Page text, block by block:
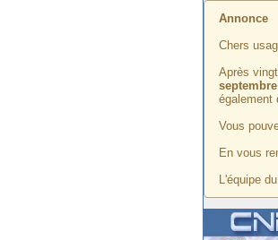
Annonce
Chers
Après
également
Vous
En vous
L'équipe